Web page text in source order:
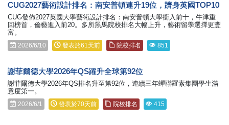
CUG2027藝術設計排名：南安普頓連升19位，躋身英國TOP10
CUG發佈2027英國大學藝術設計排名：南安普頓大學衝入前十，牛津重
回榜首，倫藝進入前20。多所黑馬院校排名大幅上升，藝術留學選擇更豐
富。
2026/6/10 發表於61天前 院校排名 851
謝菲爾德大學2026年QS躍升全球第92位
謝菲爾德大學2026年QS排名升至第92位，連續三年蟬聯羅素集團學生滿
意度第一。
2026/6/1 發表於70天前 院校排名 415